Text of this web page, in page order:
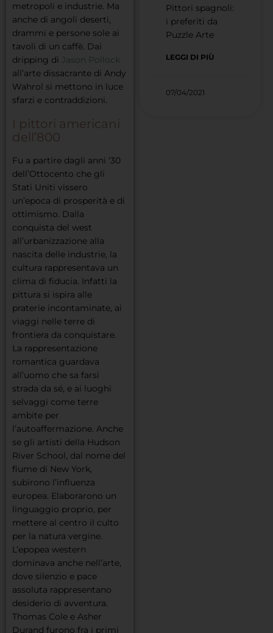
metropoli e industrie. Ma
anche di angoli deserti,
drammi e persone sole ai
tavoli di un caffè. Dai
dripping di Jason Pollock
all’arte dissacrante di Andy
Wahrol si mettono in luce
sfarzi e contraddizioni.
I pittori americani
dell’800
Fu a partire dagli anni ‘30
dell’Ottocento che gli
Stati Uniti vissero
un’epoca di prosperità e di
ottimismo. Dalla
conquista del west
all’urbanizzazione alla
nascita delle industrie, la
cultura rappresentava un
clima di fiducia. Infatti la
pittura si ispira alle
praterie incontaminate, ai
viaggi nelle terre di
frontiera da conquistare.
La rappresentazione
romantica guardava
all’uomo che sa farsi
strada da sé, e ai luoghi
selvaggi come terre
ambite per
l’autoaffermazione. Anche
se gli artisti della Hudson
River School, dal nome del
fiume di New York,
subirono l’influenza
europea. Elaborarono un
linguaggio proprio, per
mettere al centro il culto
per la natura vergine.
L’epopea western
dominava anche nell’arte,
dove silenzio e pace
assoluta rappresentano
desiderio di avventura.
Thomas Cole e Asher
Durand furono fra i primi
Pittori spagnoli:
i preferiti da
Puzzle Arte
LEGGI DI PIÙ
07/04/2021